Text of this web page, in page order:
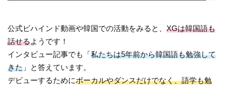
公式ビハインド動画や韓国での活動をみると、XGは韓国語も
話せるようです！
インタビュー記事でも「私たちは5年前から韓国語も勉強して
きた 」と答えています。
デビューするためにボーカルやダンスだけでなく、語学も勉